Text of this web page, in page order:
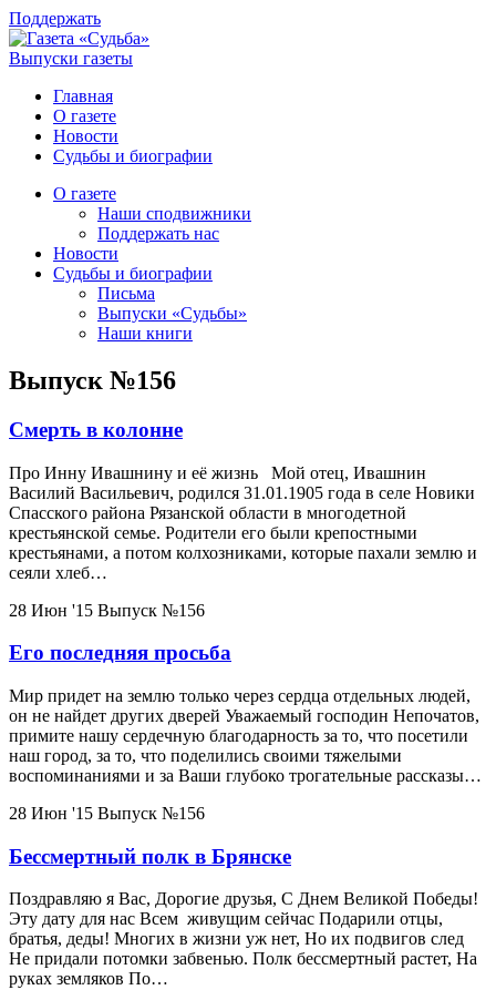
Поддержать
Выпуски газеты
Главная
О газете
Новости
Судьбы и биографии
О газете
Наши сподвижники
Поддержать нас
Новости
Судьбы и биографии
Письма
Выпуски «Судьбы»
Наши книги
Выпуск №156
Смерть в колонне
Про Инну Ивашнину и её жизнь Мой отец, Ивашнин
Василий Васильевич, родился 31.01.1905 года в селе Новики
Спасского района Рязанской области в многодетной
крестьянской семье. Родители его были крепостными
крестьянами, а потом колхозниками, которые пахали землю и
сеяли хлеб…
28 Июн '15 Выпуск №156
Его последняя просьба
Мир придет на землю только через сердца отдельных людей,
он не найдет других дверей Уважаемый господин Непочатов,
примите нашу сердечную благодарность за то, что посетили
наш город, за то, что поделились своими тяжелыми
воспоминаниями и за Ваши глубоко трогательные рассказы…
28 Июн '15 Выпуск №156
Бессмертный полк в Брянске
Поздравляю я Вас, Дорогие друзья, С Днем Великой Победы!
Эту дату для нас Всем живущим сейчас Подарили отцы,
братья, деды! Многих в жизни уж нет, Но их подвигов след
Не придали потомки забвенью. Полк бессмертный растет, На
руках земляков По…